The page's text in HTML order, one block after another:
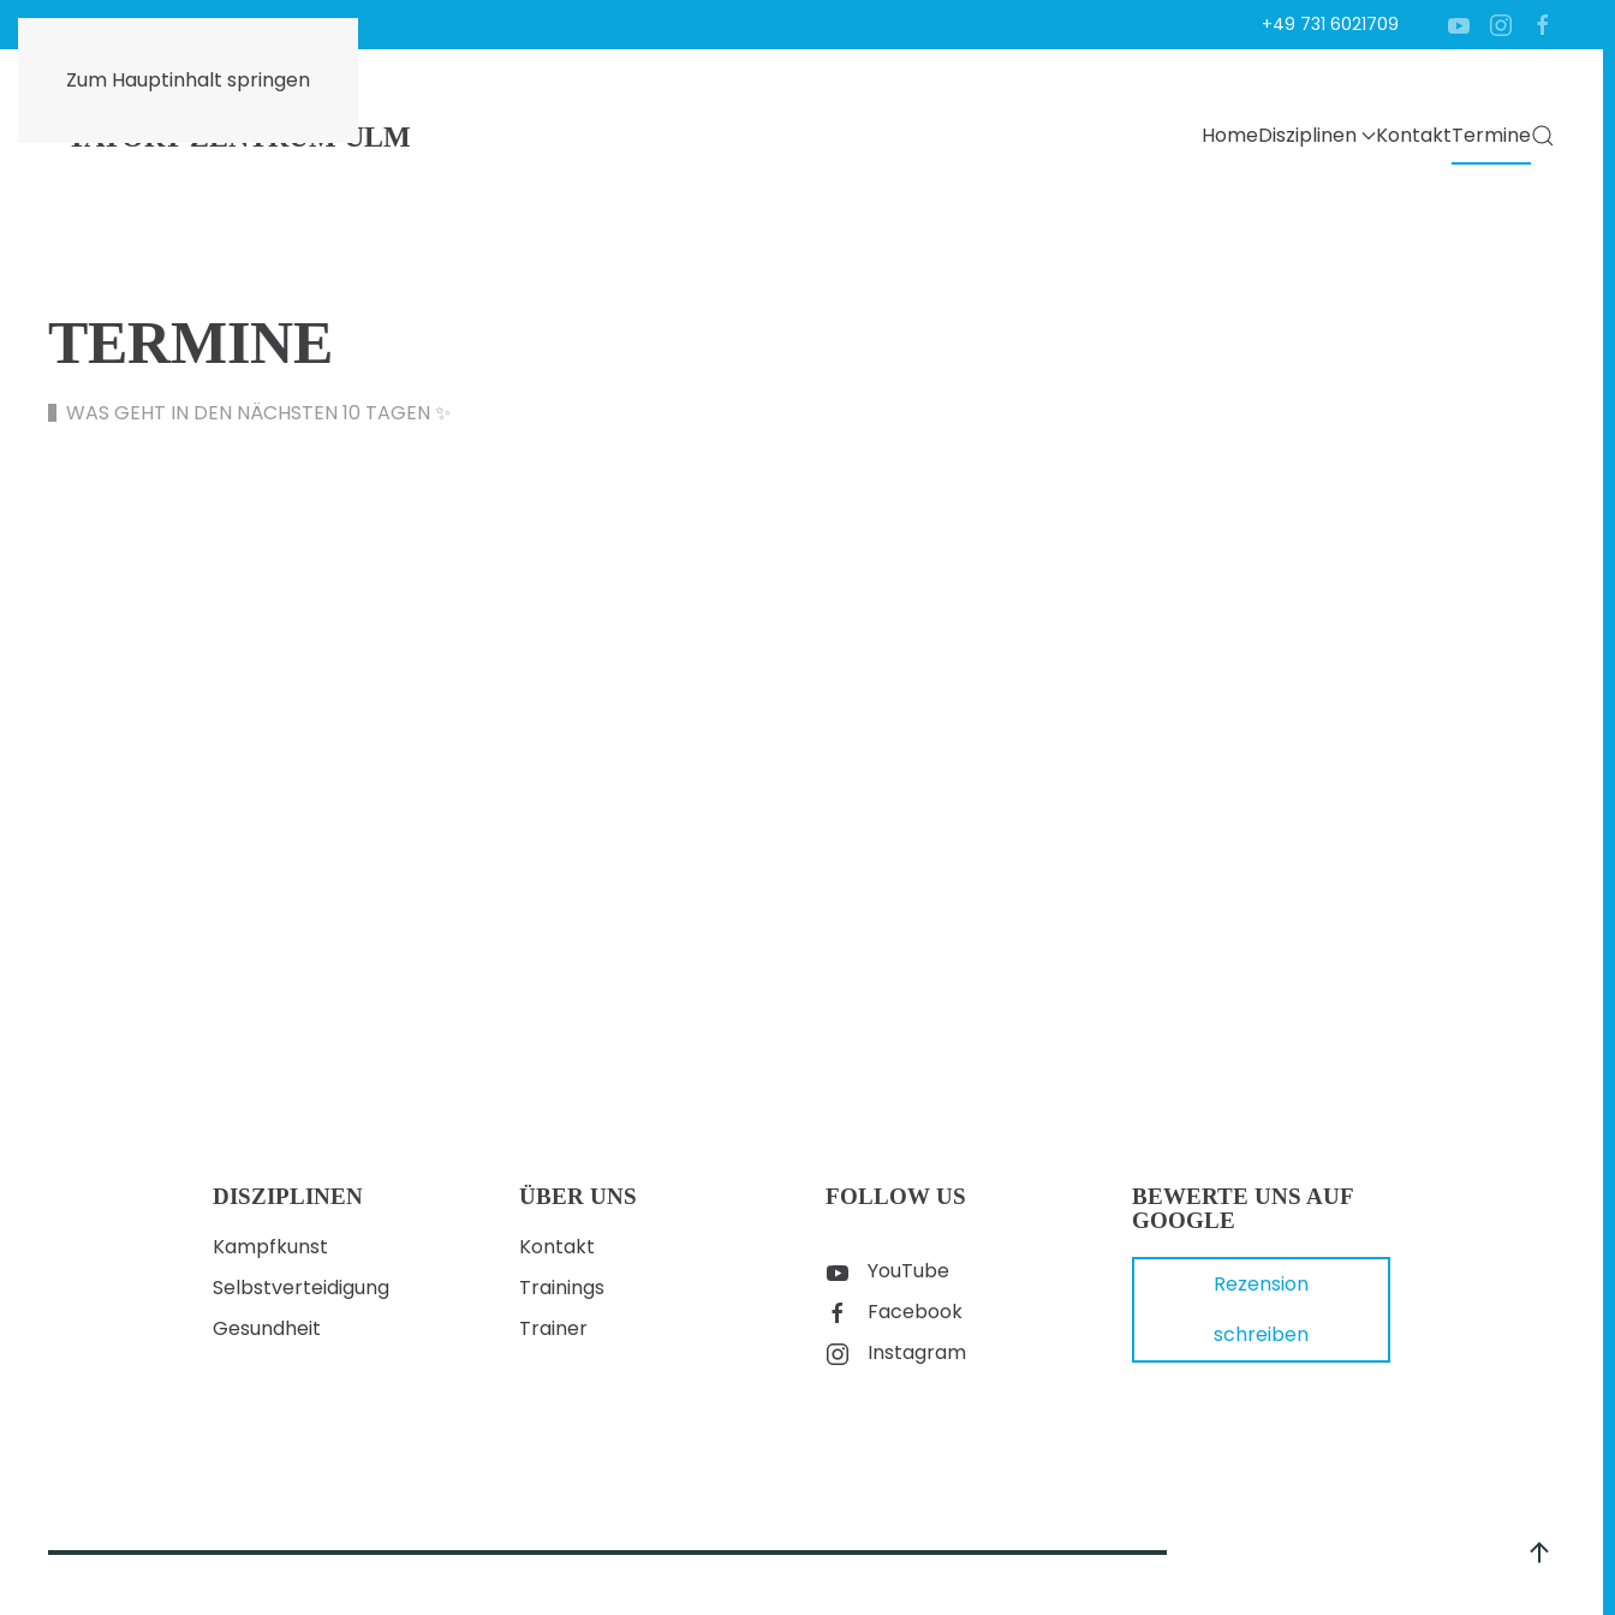
Zum Hauptinhalt springen
+49 731 6021709
HomeDisziplinen KontaktTermine
TERMINE
WAS GEHT IN DEN NÄCHSTEN 10 TAGEN ✨
DISZIPLINEN
Kampfkunst
Selbstverteidigung
Gesundheit
ÜBER UNS
Kontakt
Trainings
Trainer
FOLLOW US
YouTube
Facebook
Instagram
BEWERTE UNS AUF
GOOGLE
Rezension
schreiben